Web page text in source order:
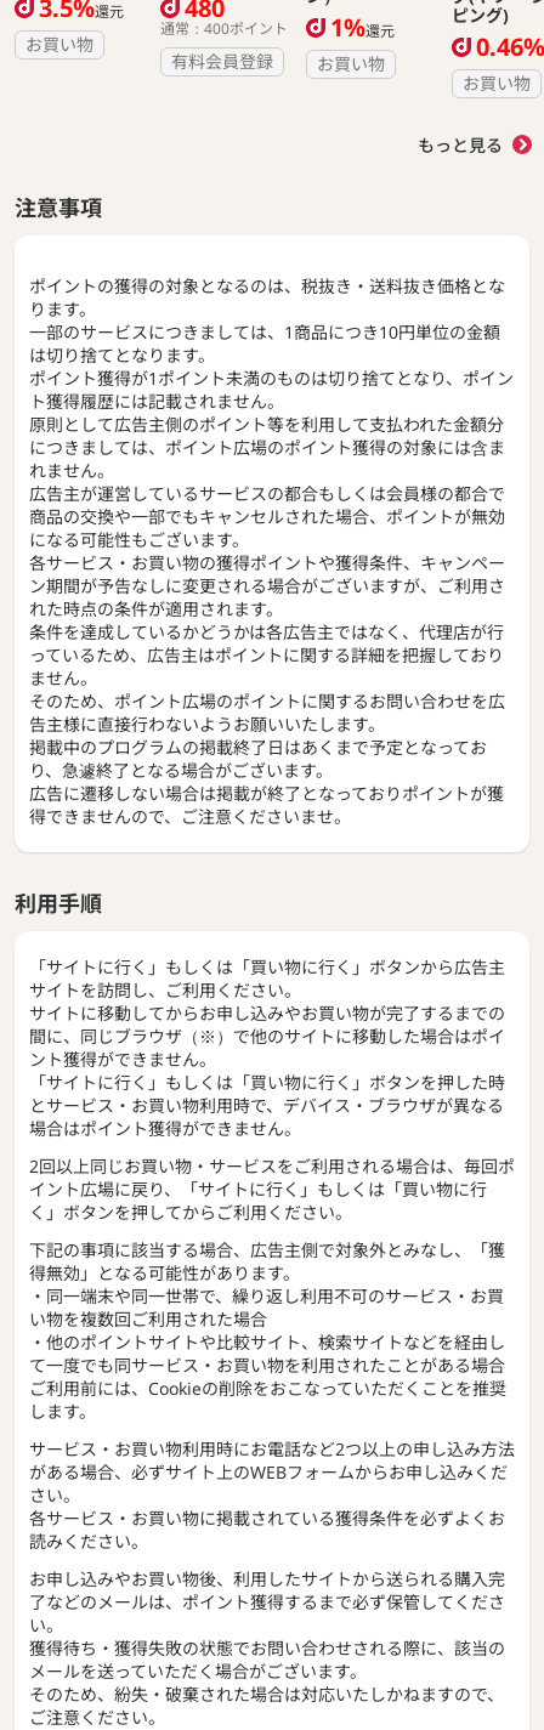
3.5%還元
お買い物
480
通常：400ポイント
有料会員登録
1%還元
お買い物
ピング)
0.46%
お買い物
もっと見る
注意事項
ポイントの獲得の対象となるのは、税抜き・送料抜き価格とな
ります。
一部のサービスにつきましては、1商品につき10円単位の金額
は切り捨てとなります。
ポイント獲得が1ポイント未満のものは切り捨てとなり、ポイン
ト獲得履歴には記載されません。
原則として広告主側のポイント等を利用して支払われた金額分
につきましては、ポイント広場のポイント獲得の対象には含ま
れません。
広告主が運営しているサービスの都合もしくは会員様の都合で
商品の交換や一部でもキャンセルされた場合、ポイントが無効
になる可能性もございます。
各サービス・お買い物の獲得ポイントや獲得条件、キャンペー
ン期間が予告なしに変更される場合がございますが、ご利用さ
れた時点の条件が適用されます。
条件を達成しているかどうかは各広告主ではなく、代理店が行
っているため、広告主はポイントに関する詳細を把握しており
ません。
そのため、ポイント広場のポイントに関するお問い合わせを広
告主様に直接行わないようお願いいたします。
掲載中のプログラムの掲載終了日はあくまで予定となってお
り、急遽終了となる場合がございます。
広告に遷移しない場合は掲載が終了となっておりポイントが獲
得できませんので、ご注意くださいませ。
利用手順
「サイトに行く」もしくは「買い物に行く」ボタンから広告主
サイトを訪問し、ご利用ください。
サイトに移動してからお申し込みやお買い物が完了するまでの
間に、同じブラウザ（※）で他のサイトに移動した場合はポイ
ント獲得ができません。
「サイトに行く」もしくは「買い物に行く」ボタンを押した時
とサービス・お買い物利用時で、デバイス・ブラウザが異なる
場合はポイント獲得ができません。
2回以上同じお買い物・サービスをご利用される場合は、毎回ポ
イント広場に戻り、「サイトに行く」もしくは「買い物に行
く」ボタンを押してからご利用ください。
下記の事項に該当する場合、広告主側で対象外とみなし、「獲
得無効」となる可能性があります。
・同一端末や同一世帯で、繰り返し利用不可のサービス・お買
い物を複数回ご利用された場合
・他のポイントサイトや比較サイト、検索サイトなどを経由し
て一度でも同サービス・お買い物を利用されたことがある場合
ご利用前には、Cookieの削除をおこなっていただくことを推奨
します。
サービス・お買い物利用時にお電話など2つ以上の申し込み方法
がある場合、必ずサイト上のWEBフォームからお申し込みくだ
さい。
各サービス・お買い物に掲載されている獲得条件を必ずよくお
読みください。
お申し込みやお買い物後、利用したサイトから送られる購入完
了などのメールは、ポイント獲得するまで必ず保管してくださ
い。
獲得待ち・獲得失敗の状態でお問い合わせされる際に、該当の
メールを送っていただく場合がございます。
そのため、紛失・破棄された場合は対応いたしかねますので、
ご注意ください。